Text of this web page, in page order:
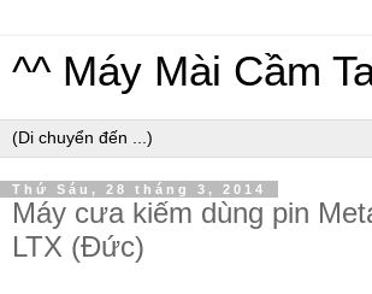
^^ Máy Mài Cầm
Thứ Sáu, 28 tháng 3, 2014
Máy cưa kiếm dùng pin
LTX (Đức)